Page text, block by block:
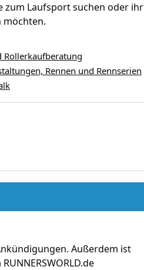
zum Laufsport suchen oder ihr
möchten.
Rollerkaufberatung
Rennen und Rennserien
Außerdem ist